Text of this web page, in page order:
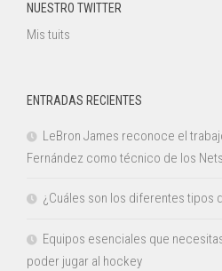
NUESTRO TWITTER
Mis tuits
ENTRADAS RECIENTES
LeBron James reconoce el
Fernández como técnico de los
¿Cuáles son los diferentes tipos
Equipos esenciales que
poder jugar al hockey